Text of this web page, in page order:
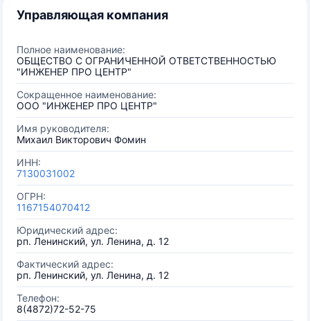
Управляющая компания
Полное наименование:
ОБЩЕСТВО С ОГРАНИЧЕННОЙ ОТВЕТСТВЕННОСТЬЮ
"ИНЖЕНЕР ПРО ЦЕНТР"
Сокращенное наименование:
ООО "ИНЖЕНЕР ПРО ЦЕНТР"
Имя руководителя:
Михаил Викторович Фомин
ИНН:
7130031002
ОГРН:
1167154070412
Юридический адрес:
рп. Ленинский, ул. Ленина, д. 12
Фактический адрес:
рп. Ленинский, ул. Ленина, д. 12
Телефон:
8(4872)72-52-75